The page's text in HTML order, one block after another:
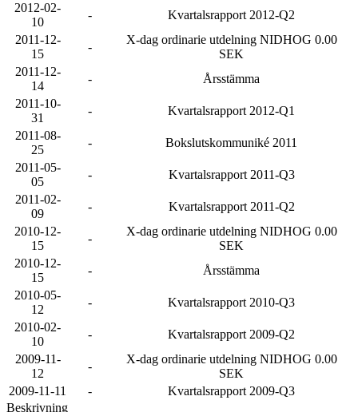
2012-02-
10
-
Kvartalsrapport 2012-Q2
2011-12-
15
-
X-dag ordinarie utdelning NIDHOG 0.00
SEK
2011-12-
14
-
Årsstämma
2011-10-
31
-
Kvartalsrapport 2012-Q1
2011-08-
25
-
Bokslutskommuniké 2011
2011-05-
05
-
Kvartalsrapport 2011-Q3
2011-02-
09
-
Kvartalsrapport 2011-Q2
2010-12-
15
-
X-dag ordinarie utdelning NIDHOG 0.00
SEK
2010-12-
15
-
Årsstämma
2010-05-
12
-
Kvartalsrapport 2010-Q3
2010-02-
10
-
Kvartalsrapport 2009-Q2
2009-11-
12
-
X-dag ordinarie utdelning NIDHOG 0.00
SEK
2009-11-11
-
Kvartalsrapport 2009-Q3
Beskrivning